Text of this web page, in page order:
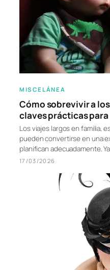
MISCELÁNEA
Cómo sobrevivir a
claves prácticas
Los viajes largos en familia,
pueden convertirse en una
planifican adecuadamente. Ya
17/03/2026